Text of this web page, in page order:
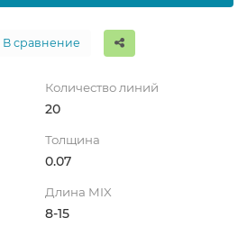
В сравнение
Количество линий
20
Толщина
0.07
Длина MIX
8-15